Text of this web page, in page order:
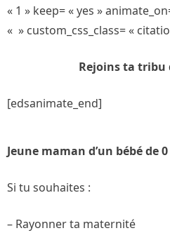
« 1 » keep= « yes »
« » custom_css_class= «
Rejoins ta tribu
[edsanimate_end]
Jeune maman d’un bébé de
Si tu souhaites :
– Rayonner ta maternité